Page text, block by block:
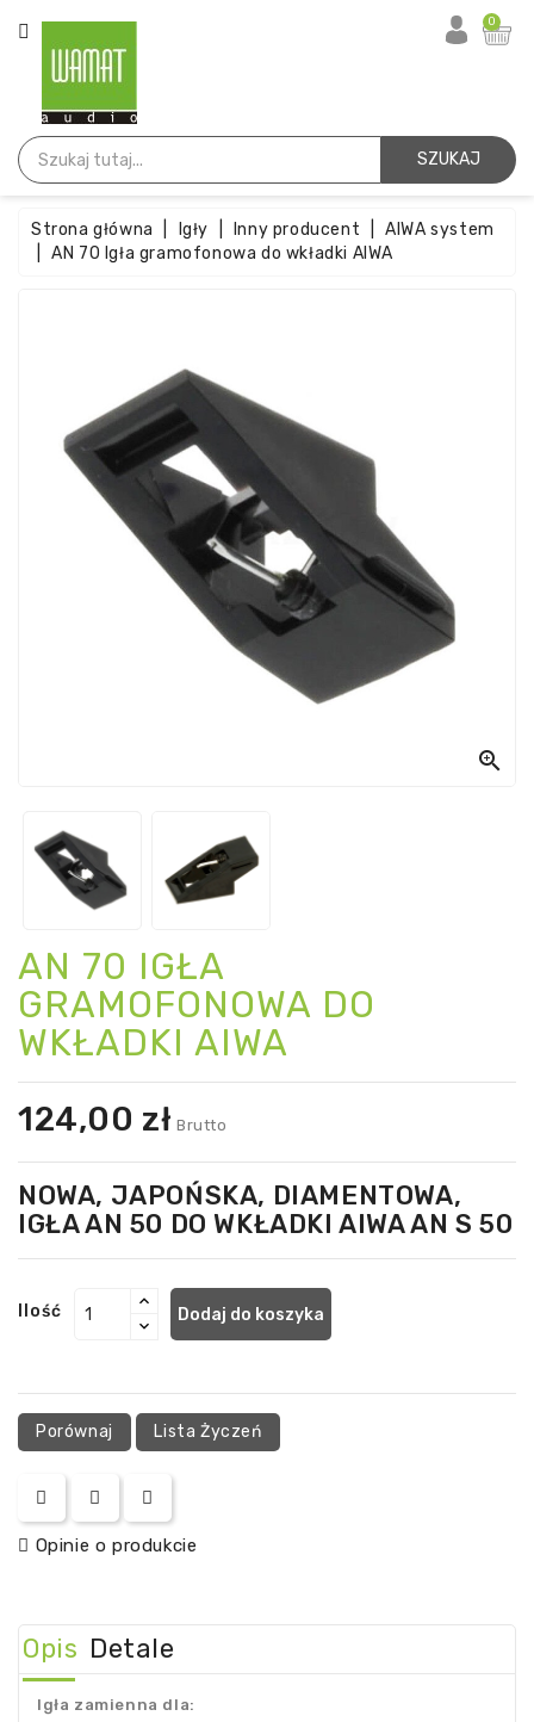
KATEGORIA
Główna
Igły
Wkładki
0
SZUKAJ
Strona główna Igły Inny producent
AIWA system
AN 70 Igła gramofonowa do wkładki AIWA

AN 70 IGŁA
GRAMOFONOWA DO
WKŁADKI AIWA
124,00 zł Brutto
NOWA, JAPOŃSKA, DIAMENTOWA,
IGŁA AN 50 DO WKŁADKI AIWA AN S 50
Ilość Dodaj do koszyka
Porównaj Lista Życzeń
Opinie o produkcie
Opis Detale
Igła zamienna dla: